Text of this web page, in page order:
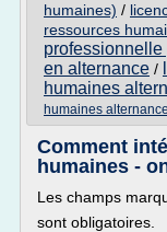
humaines) /
ressources
en alternance /
humaines
humaines alternance
Comment
humaines -
Les champs
sont obligatoires.